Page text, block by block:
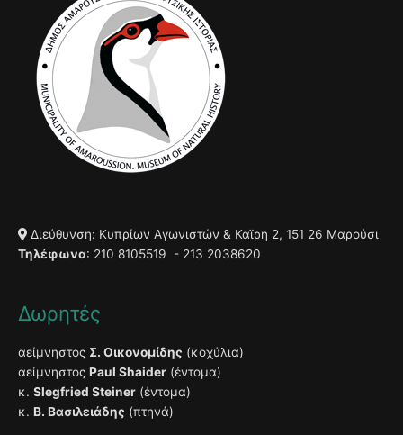
Διεύθυνση: Κυπρίων Αγωνιστών & Καϊρη 2, 151 26 Μαρούσι
Τηλέφωνα: 210 8105519 - 213 2038620
Δωρητές
αείμνηστος Σ. Οικονομίδης (κοχύλια)
αείμνηστος Paul Shaider (έντομα)
κ. Slegfried Steiner (έντομα)
κ. Β. Βασιλειάδης (πτηνά)